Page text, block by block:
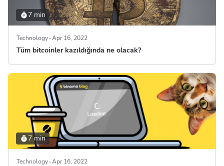
7 min
Technology Apr 16, 2022
Tüm bitcoinler kazıldığında ne olacak?
7 min
Technology Apr 16, 2022